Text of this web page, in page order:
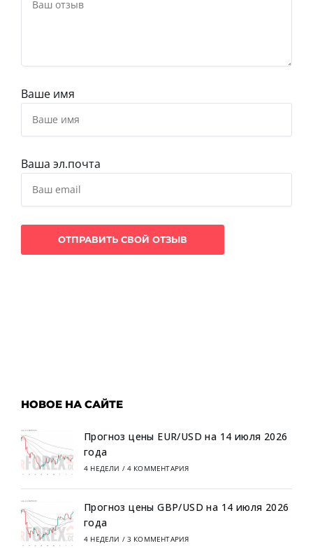
Ваше имя
Ваша эл.почта
НОВОЕ НА САЙТЕ
Прогноз цены EUR/USD на 14 июля 2026
года
4 НЕДЕЛИ / 4 КОММЕНТАРИЯ
Прогноз цены GBP/USD на 14 июля 2026
года
4 НЕДЕЛИ / 3 КОММЕНТАРИЯ